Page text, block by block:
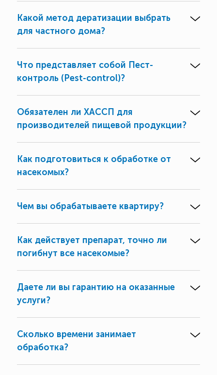
Какой метод дератизации выбрать
для частного дома?
Что представляет собой Пест-
контроль (Pest-control)?
Обязателен ли ХАССП для
производителей пищевой продукции?
Как подготовиться к обработке от
насекомых?
Чем вы обрабатываете квартиру?
Как действует препарат, точно ли
погибнут все насекомые?
Даете ли вы гарантию на оказанные
услуги?
Сколько времени занимает
обработка?